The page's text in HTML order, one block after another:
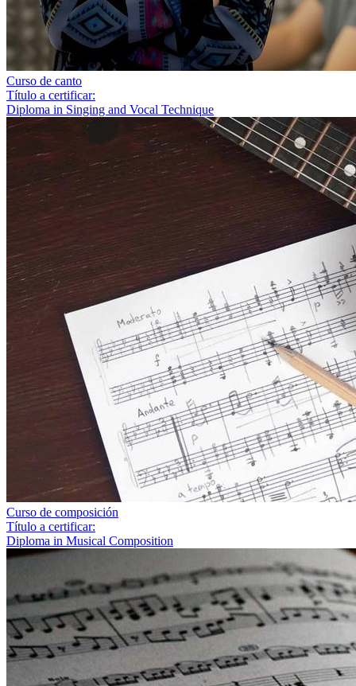
Curso de canto
Título a certificar:
Diploma in Singing and Vocal Technique
Curso de composición
Título a certificar:
Diploma in Musical Composition